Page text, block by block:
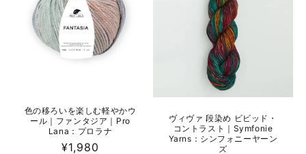
色の移ろいを楽しむ軽やかウ
ール｜ファンタジア｜Pro
Lana：プロラナ
通
¥1,980
ヴィヴァ 段染め ビビッド・
コントラスト｜Symfonie
Yarns：シンフォニーヤーン
ズ